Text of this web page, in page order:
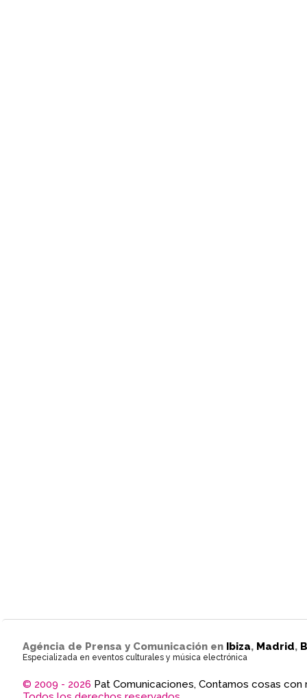
Agéncia de Prensa y Comunicación en Ibiza, Madrid,
Especializada en eventos culturales y música electrónica
© 2009 - 2026 Pat Comunicaciones, Contamos cosas con